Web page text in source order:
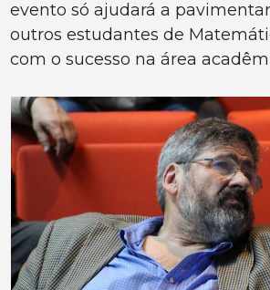
evento só ajudará a
outros estudantes de
com o sucesso na área